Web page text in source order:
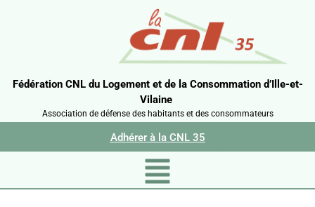
Fédération CNL du Logement et de la Consommation d’Ille-et-
Vilaine
Association de défense des habitants et des consommateurs
Adhérer à la CNL 35